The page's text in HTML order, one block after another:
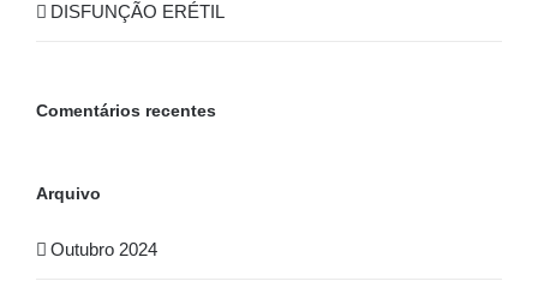
DISFUNÇÃO ERÉTIL
Comentários recentes
Arquivo
Outubro 2024